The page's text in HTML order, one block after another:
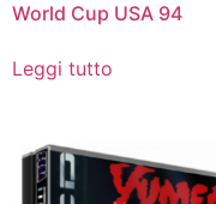
World Cup USA 94
Leggi tutto